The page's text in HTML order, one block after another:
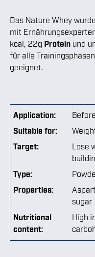
Das Nature Whey
mit
kcal, 22g Protein und
für alle
geeignet.
Application:
Suitable for:
Target:
Lose
Type:
Properties:
sugar
Nutritional
content:
High